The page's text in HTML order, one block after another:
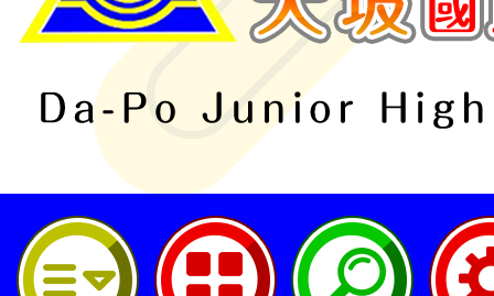
桃園市立大坡國民中學